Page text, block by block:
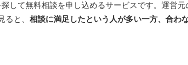
して無料相談を申し込めるサービスです。運営元
ると、 相談に満足したという人が多い一方、合わ